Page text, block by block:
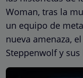
Woman, tras la
un equipo de
nueva amenaza,
Steppenwolf y